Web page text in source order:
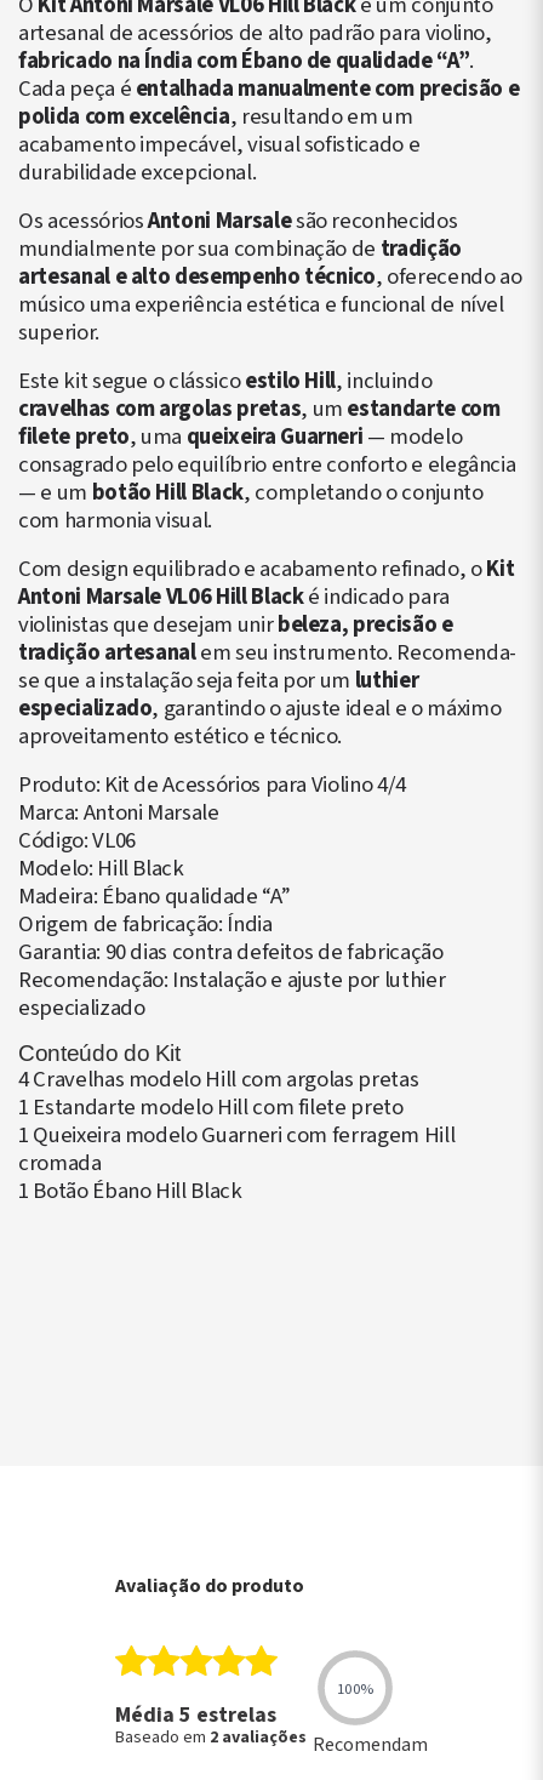
artesanal de acessórios de alto padrão para violino,
fabricado na Índia com Ébano de qualidade “A”.
Cada peça éentalhada manualmente com precisão e
polida com excelência, resultando em um
acabamento impecável, visual sofisticado e
durabilidade excepcional.
Os acessóriosAntoni Marsalesão reconhecidos
mundialmente por sua combinação de tradição
artesanal e alto desempenho técnico, oferecendo ao
músico uma experiência estética e funcional de nível
superior.
Este kit segue o clássicoestilo Hill, incluindo
cravelhas com argolas pretas, umestandarte com
filete preto, uma queixeira Guarneri— modelo
consagrado pelo equilíbrio entre conforto e elegância
— e um botão Hill Black, completando o conjunto
com harmonia visual.
Com design equilibrado e acabamento refinado, oKit
Antoni Marsale VL06 Hill Blacké indicado para
violinistas que desejam unirbeleza, precisão e
tradição artesanalem seu instrumento. Recomenda-
se que a instalação seja feita por um luthier
especializado, garantindo o ajuste ideal e o máximo
aproveitamento estético e técnico.
Produto: Kit de Acessórios para Violino 4/4
Marca: Antoni Marsale
Código: VL06
Modelo: Hill Black
Madeira: Ébano qualidade “A”
Origem de fabricação: Índia
Garantia: 90 dias contra defeitos de fabricação
Recomendação: Instalação e ajuste por luthier
especializado
Conteúdo do Kit
4 Cravelhas modelo Hill com argolas pretas
1 Estandarte modelo Hill com filete preto
1 Queixeira modelo Guarneri com ferragem Hill
cromada
1 Botão Ébano Hill Black
Avaliação do produto
Média 5 estrelas
Baseado em 2 avaliações
100%
Recomendam